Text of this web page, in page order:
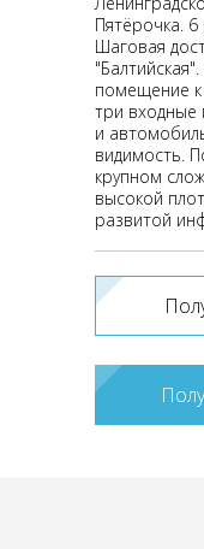
Пятёрочка.
Шаговая
помещение
три входные
и
видимость.
крупном
высокой
развитой